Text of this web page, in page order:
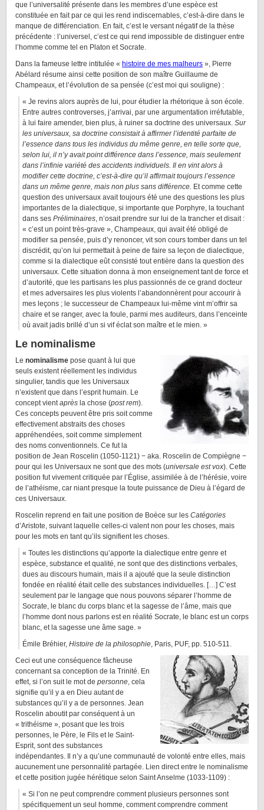
que l’universalité présente dans les membres d’une espèce est
constituée en fait par ce qui les rend indiscernables, c’est-à-dire dans le
manque de différenciation. En fait, c’est le versant négatif de la thèse
précédente : l’universel, c’est ce qui rend impossible de distinguer entre
l’homme comme tel en Platon et Socrate.
Dans la fameuse lettre intitulée « histoire de mes malheurs », Pierre
Abélard résume ainsi cette position de son maître Guillaume de
Champeaux, et l’évolution de sa pensée (c’est moi qui souligne) :
« Je revins alors auprès de lui, pour étudier la rhétorique à son école.
Entre autres controverses, j’arrivai, par une argumentation irréfutable,
à lui faire amender, bien plus, à ruiner sa doctrine des universaux. Sur
les universaux, sa doctrine consistait à affirmer l’identité parfaite de
l’essence dans tous les individus du même genre, en telle sorte que,
selon lui, il n’y avait point différence dans l’essence, mais seulement
dans l’infinie variété des accidents individuels. Il en vint alors à
modifier cette doctrine, c’est-à-dire qu’il affirmait toujours l’essence
dans un même genre, mais non plus sans différence. Et comme cette
question des universaux avait toujours été une des questions les plus
importantes de la dialectique, si importante que Porphyre, la touchant
dans ses Préliminaires, n’osait prendre sur lui de la trancher et disait :
« c’est un point très-grave », Champeaux, qui avait été obligé de
modifier sa pensée, puis d’y renoncer, vit son cours tomber dans un tel
discrédit, qu’on lui permettait à peine de faire sa leçon de dialectique,
comme si la dialectique eût consisté tout entière dans la question des
universaux. Cette situation donna à mon enseignement tant de force et
d’autorité, que les partisans les plus passionnés de ce grand docteur
et mes adversaires les plus violents l’abandonnèrent pour accourir à
mes leçons ; le successeur de Champeaux lui-même vint m’offrir sa
chaire et se ranger, avec la foule, parmi mes auditeurs, dans l’enceinte
où avait jadis brillé d’un si vif éclat son maître et le mien. »
Le nominalisme
Le nominalisme pose quant à lui que
seuls existent réellement les individus
singulier, tandis que les Universaux
n’existent que dans l’esprit humain. Le
concept vientaprès la chose (post rem).
Ces concepts peuvent être pris soit comme
effectivement abstraits des choses
appréhendées, soit comme simplement
des noms conventionnels. Ce fut la
position de Jean Roscelin (1050-1121) − aka. Roscelin de Compiègne −
pour qui les Universaux ne sont que des mots (universale est vox). Cette
position fut vivement critiquée par l’Église, assimilée à de l’hérésie, voire
de l’athéisme, car niant presque la toute puissance de Dieu à l’égard de
ces Universaux.
Roscelin reprend en fait une position de Boèce sur les Catégories
d’Aristote, suivant laquelle celles-ci valent non pour les choses, mais
pour les mots en tant qu’ils signifient les choses.
« Toutes les distinctions qu’apporte la dialectique entre genre et
espèce, substance et qualité, ne sont que des distinctions verbales,
dues au discours humain, mais il a ajouté que la seule distinction
fondée en réalité était celle des substances individuelles. […] C’est
seulement par le langage que nous pouvons séparer l’homme de
Socrate, le blanc du corps blanc et la sagesse de l’âme, mais que
l’homme dont nous parlons est en réalité Socrate, le blanc est un corps
blanc, et la sagesse une âme sage. »
Émile Bréhier, Histoire de la philosophie, Paris, PUF, pp. 510-511.
Ceci eut une conséquence fâcheuse
concernant sa conception de la Trinité. En
effet, si l’on suit le mot de personne, cela
signifie qu’il y a en Dieu autant de
substances qu’il y a de personnes. Jean
Roscelin aboutit par conséquent à un
« trithéisme », posant que les trois
personnes, le Père, le Fils et le Saint-
Esprit, sont des substances
indépendantes. Il n’y a qu’une communauté de volonté entre elles, mais
aucunement une personnalité partagée. Lien direct entre le nominalisme
et cette position jugée hérétique selon Saint Anselme (1033-1109) :
« Si l’on ne peut comprendre comment plusieurs personnes sont
spécifiquement un seul homme, comment comprendre comment